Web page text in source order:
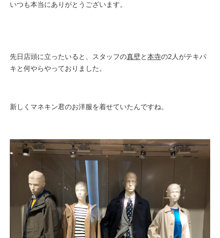
いつも本当にありがとうございます。
先日店頭に立ったいると、スタッフの真壁と本寺の2人がテキパ
キと何やらやっておりました。
新しくマネキン君のお洋服を着せていたんですね。